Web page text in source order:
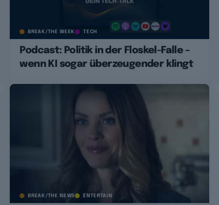
BREAK/THE WEEK TECH
Podcast: Politik in der Floskel-Falle –
wenn KI sogar überzeugender klingt
BREAK/THE NEWS ENTERTAIN